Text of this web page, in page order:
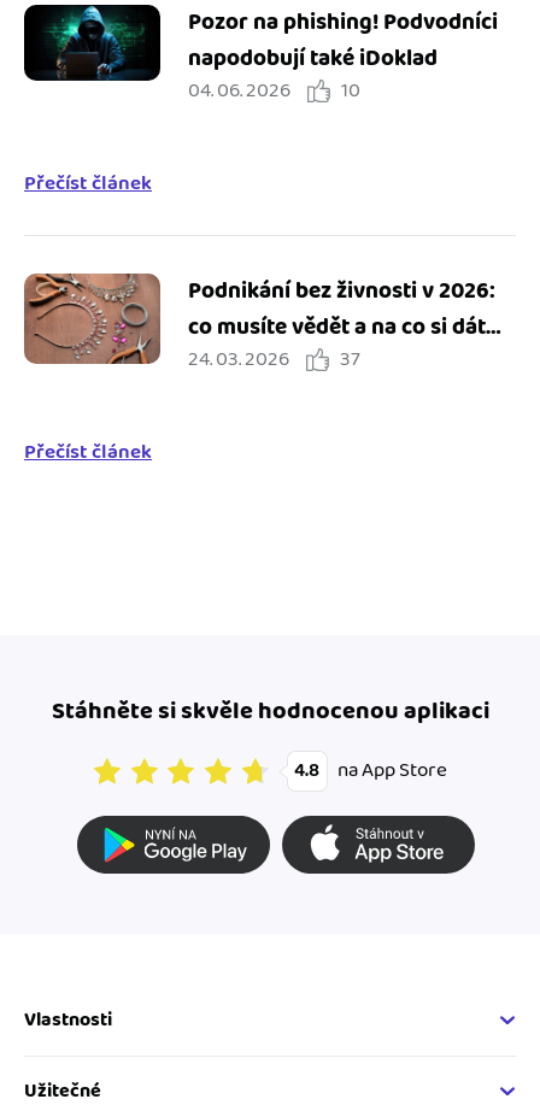
Pozor na phishing! Podvodníci
napodobují také iDoklad
04. 06. 2026 10
Přečíst článek
Podnikání bez živnosti v 2026:
co musíte vědět a na co si dát
pozor
24. 03. 2026 37
Přečíst článek
Stáhněte si skvěle hodnocenou aplikaci
4.8 na App Store
Vlastnosti
Fakturační vlastnosti
Online fakturace
Užitečné